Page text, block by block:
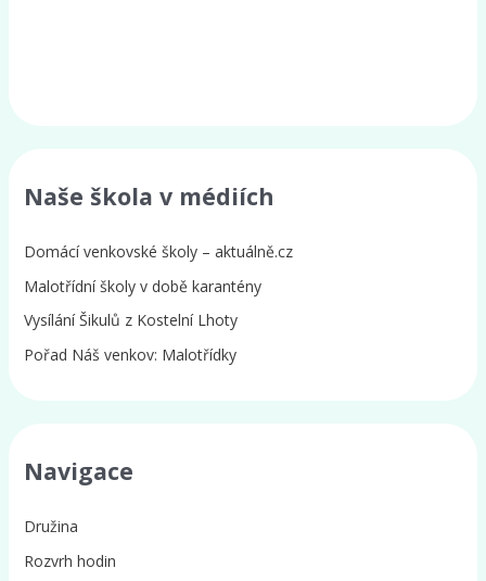
Naše škola v médiích
Domácí venkovské školy – aktuálně.cz
Malotřídní školy v době karantény
Vysílání Šikulů z Kostelní Lhoty
Pořad Náš venkov: Malotřídky
Navigace
Družina
Rozvrh hodin